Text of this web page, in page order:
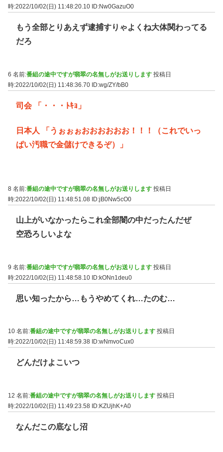
時:2022/10/02(日) 11:48:20.10 ID:Nw0GazuO0
もう全部とりあえず逮捕すりゃよくね大体関わってる
だろ
6 名前:番組の途中ですが翡翠の名無しがお送りします 投稿日
時:2022/10/02(日) 11:48:36.70 ID:wg/ZY/bB0
司会 「・・・ﾄｷｮ」
日本人 「うぉぉぉおおおおおお！！！（これでいっ
ぱい汚職で金儲けできるぞ）」
8 名前:番組の途中ですが翡翠の名無しがお送りします 投稿日
時:2022/10/02(日) 11:48:51.08 ID:jB0Nw5cO0
山上がいなかったらこれ全部闇の中だったんだぜ
空恐ろしいよな
9 名前:番組の途中ですが翡翠の名無しがお送りします 投稿日
時:2022/10/02(日) 11:48:58.10 ID:kONn1deu0
思い知ったから…もうやめてくれ…たのむ…
10 名前:番組の途中ですが翡翠の名無しがお送りします 投稿日
時:2022/10/02(日) 11:48:59.38 ID:wNmvoCux0
どんだけよこいつ
12 名前:番組の途中ですが翡翠の名無しがお送りします 投稿日
時:2022/10/02(日) 11:49:23.58 ID:KZUjhK+A0
なんだこの底なし沼